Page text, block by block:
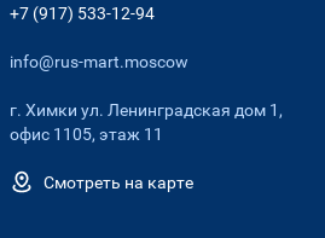
+7 (917) 533-12-94
info@rus-mart.moscow
г. Химки ул. Ленинградская дом 1,
офис 1105, этаж 11
Смотреть на карте